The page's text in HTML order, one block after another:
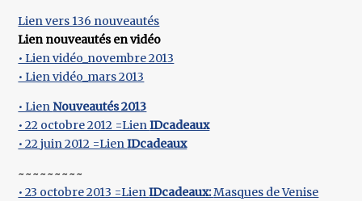
Lien vers 136 nouveautés
Lien nouveautés en vidéo
• Lien vidéo_novembre 2013
• Lien vidéo_mars 2013
• Lien Nouveautés 2013
• 22 octobre 2012 =LienIDcadeaux
• 22 juin 2012 =LienIDcadeaux
~~~~~~~~~
• 23 octobre 2013 =LienIDcadeaux:Masques de Venise